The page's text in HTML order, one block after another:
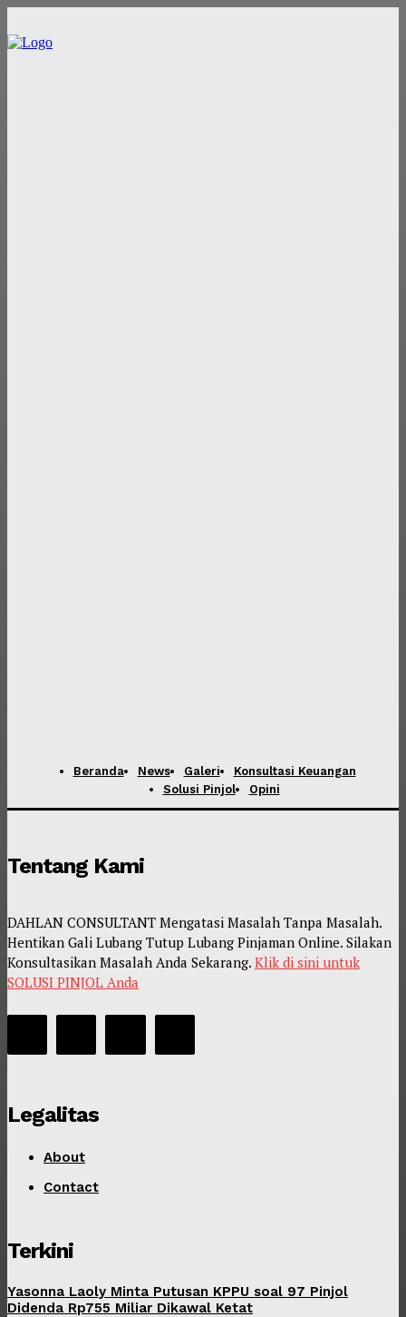
Beranda News Galeri
Konsultasi Keuangan
Solusi Pinjol
Opini
Tentang Kami
DAHLAN CONSULTANT Mengatasi Masalah Tanpa Masalah.
Hentikan Gali Lubang Tutup Lubang Pinjaman Online. Silakan
Konsultasikan Masalah Anda Sekarang. Klik di sini untuk
SOLUSI PINJOL Anda
Legalitas
About
Contact
Terkini
Yasonna Laoly Minta Putusan KPPU soal 97 Pinjol
Didenda Rp755 Miliar Dikawal Ketat